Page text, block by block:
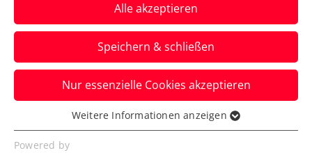
Qualifikationsturniere
anmelden
Nach erfolgreicher Premiere 2024 kehrt
das „Champions of Vienna“-Minicourt-
Turnier zurück – aber noch größer!
Alle akzeptieren
Speichern & schließen
Nur essenzielle Cookies akzeptieren
Essenziell
Essenzielle Cookies werden für grundlegende
Weitere Informationen anzeigen
Powered by